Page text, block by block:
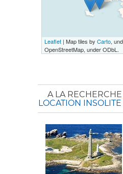
Leaflet| Map tiles by Carto,
OpenStreetMap, under ODbL.
A LA
LOCATION